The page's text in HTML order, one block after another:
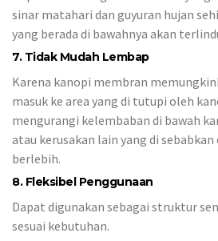
sinar matahari dan guyuran hujan
yang berada di bawahnya akan
7. Tidak Mudah Lembap
Karena kanopi membran
masuk ke area yang di tutupi oleh
mengurangi kelembaban di bawah
atau kerusakan lain yang di
berlebih.
8. Fleksibel Penggunaan
Dapat digunakan sebagai struktur
sesuai kebutuhan.